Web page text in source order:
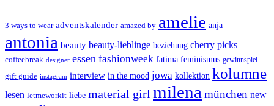
3 ways to wear adventskalender amazed by amelie anja
antonia beauty beauty-lieblinge beziehung cherry picks
coffeebreak designer essen fashionweek fatima feminismus gewinnspiel
gift guide instagram interview in the mood jowa kollektion kolumne
lesen letmeworkit liebe material girl milena münchen new